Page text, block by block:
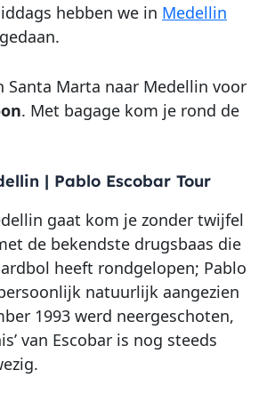
hebben we in Medellin
Santa Marta naar Medellin voor
. Met bagage kom je rond de
| Pablo Escobar Tour
gaat kom je zonder twijfel
de bekendste drugsbaas die
heeft rondgelopen; Pablo
natuurlijk aangezien
1993 werd neergeschoten,
van Escobar is nog steeds